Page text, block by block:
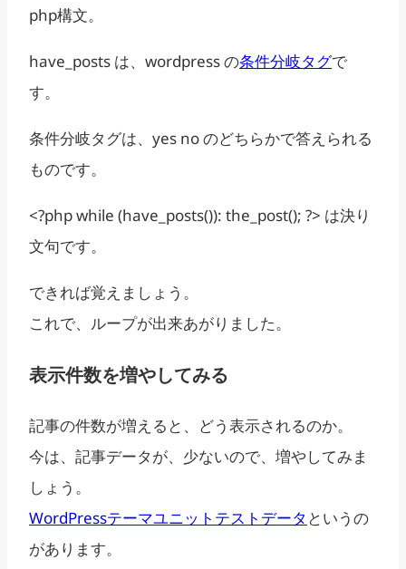
php構文。
have_posts は、wordpress の条件分岐タグで
す。
条件分岐タグは、yes no のどちらかで答えられる
ものです。
<?php while (have_posts()): the_post(); ?> は決り
文句です。
できれば覚えましょう。
これで、ループが出来あがりました。
表示件数を増やしてみる
記事の件数が増えると、どう表示されるのか。
今は、記事データが、少ないので、増やしてみま
しょう。
WordPressテーマユニットテストデータ というの
があります。